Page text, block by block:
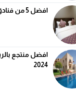
افضل 5 من فنادق الرياض الرخيصة
افضل منتجع
2024